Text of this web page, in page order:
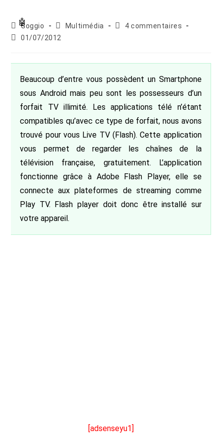
Auteur/autrice
de
Goggio
Post
category:
Multimédia
Commentaires
4 commentaires
Publication
01/07/2012
Beaucoup d’entre vous possèdent un Smartphone
sous Android mais peu sont les possesseurs d’un
forfait TV illimité. Les applications télé n’étant
compatibles qu’avec ce type de forfait, nous avons
trouvé pour vous Live TV (Flash). Cette application
vous permet de regarder les chaînes de la
télévision française, gratuitement. L’application
fonctionne grâce à Adobe Flash Player, elle se
connecte aux plateformes de streaming comme
Play TV. Flash player doit donc être installé sur
votre appareil.
[adsenseyu1]